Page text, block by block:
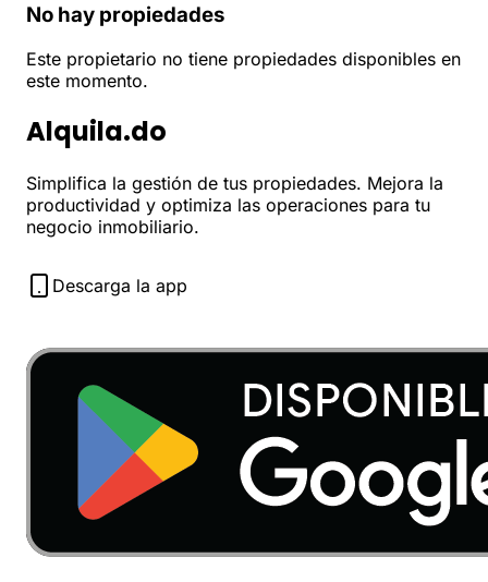
No hay propiedades
Este propietario no tiene propiedades disponibles en
este momento.
Alquila.do
Simplifica la gestión de tus propiedades. Mejora la
productividad y optimiza las operaciones para tu
negocio inmobiliario.
Descarga la app